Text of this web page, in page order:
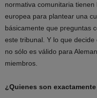
normativa comunitaria
europea para plantear una
básicamente que preguntas
este tribunal. Y lo que
no sólo es válido para
miembros.
¿Quienes son